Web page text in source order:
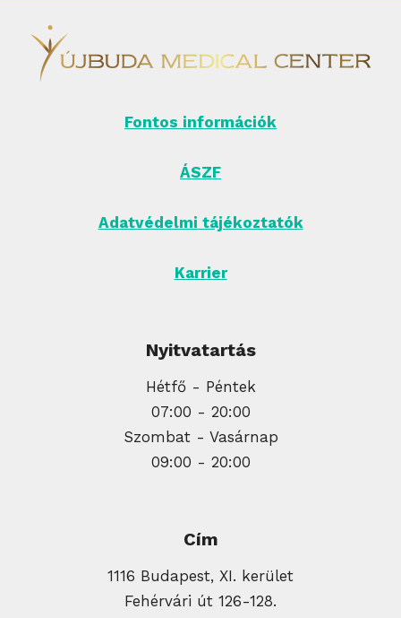
Fontos információk
ÁSZF
Adatvédelmi tájékoztatók
Karrier
Nyitvatartás
Hétfő - Péntek
07:00 - 20:00
Szombat - Vasárnap
09:00 - 20:00
Cím
1116 Budapest, XI. kerület
Fehérvári út 126-128.